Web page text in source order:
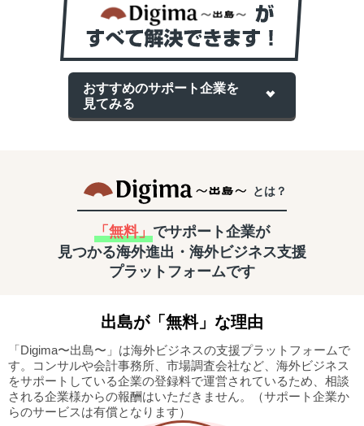
おすすめのサポート企業を
見てみる
とは？
「無料」 でサポート企業が
見つかる海外進出・海外ビジネス支援
プラットフォームです
出島が「無料」な理由
「Digima〜出島〜」は海外ビジネスの支援プラットフォームで
す。
コンサルや会計事務所、市場調査会社など、海外ビジネス
をサポートしている企業の登録料で運営されているため、相談
される企業様からの報酬はいただきません。
（サポート企業か
らのサービスは有償となります）